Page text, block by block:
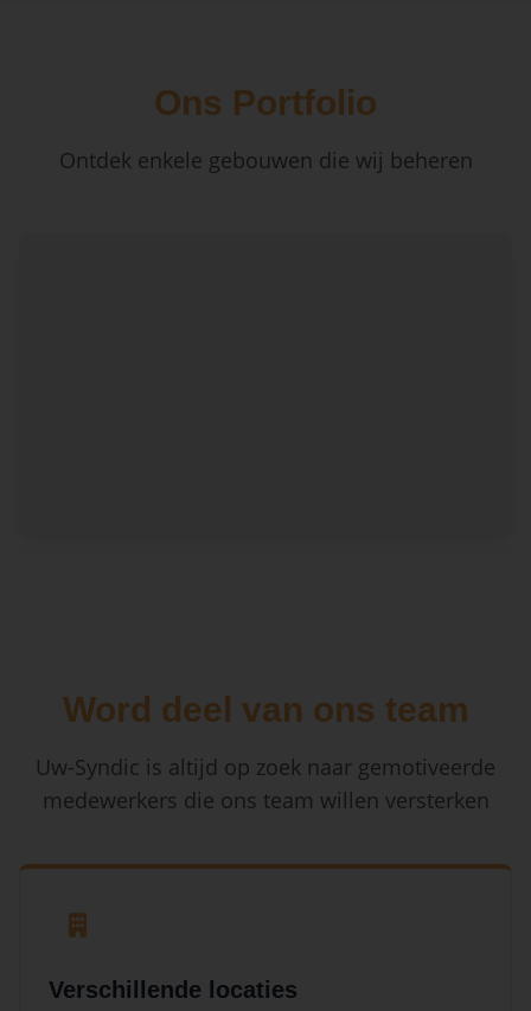
Ons Portfolio
Ontdek enkele gebouwen die wij beheren
Word deel van ons team
Uw-Syndic is altijd op zoek naar gemotiveerde
medewerkers die ons team willen versterken
Verschillende locaties